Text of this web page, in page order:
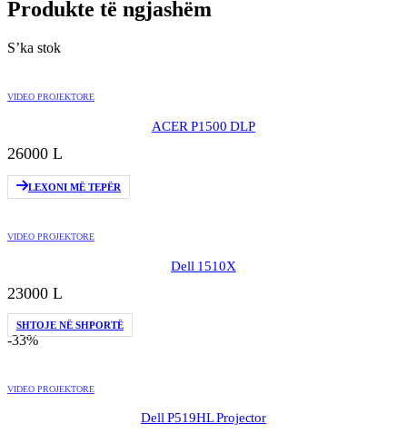
Produkte të ngjashëm
S’ka stok
VIDEO PROJEKTORE
ACER P1500 DLP
26000 L
LEXONI MË TEPËR
VIDEO PROJEKTORE
Dell 1510X
23000 L
SHTOJE NË SHPORTË
-33%
VIDEO PROJEKTORE
Dell P519HL Projector